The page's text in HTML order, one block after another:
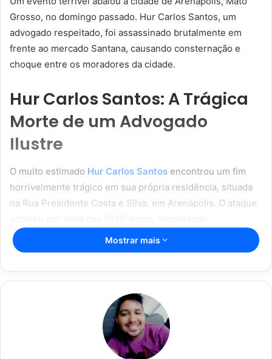
Grosso, no domingo passado. Hur Carlos Santos, um
advogado respeitado, foi assassinado brutalmente em
frente ao mercado Santana, causando consternação e
choque entre os moradores da cidade.
Hur Carlos Santos: A Trágica
Morte de um Advogado
Ilustre
O muito estimado Hur Carlos Santos encontrou um fim
horrivelmente trágico em sua própria residência, situada
na Rua Presidente Costa e Silva, em Arenápolis. O ataque
abruptamente a vida de um advogado que era uma figura
proeminente na comunidade local.
Artigos relacionados
Vitória Souza: jovem pastora perto
dos 5 mi de seguidores na web
22/08/2024
Mostrar mais